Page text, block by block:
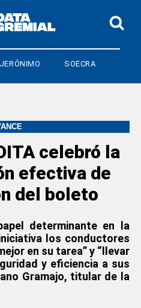
SOECRA
celebró la
efectiva de
del boleto
determinante en la
los conductores
en su tarea” y “llevar
y eficiencia a sus
Gramajo, titular de la